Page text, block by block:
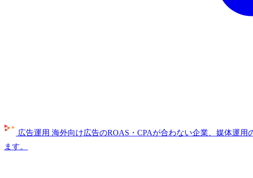
広告運用 海外向け広告のROAS・CPAが合わない企業、媒体運
ます。